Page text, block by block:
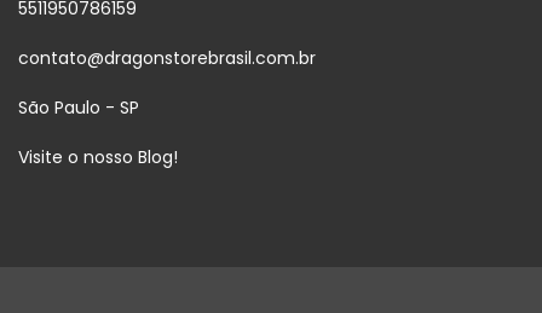
5511950786159
contato@dragonstorebrasil.com.br
São Paulo - SP
Visite o nosso Blog!